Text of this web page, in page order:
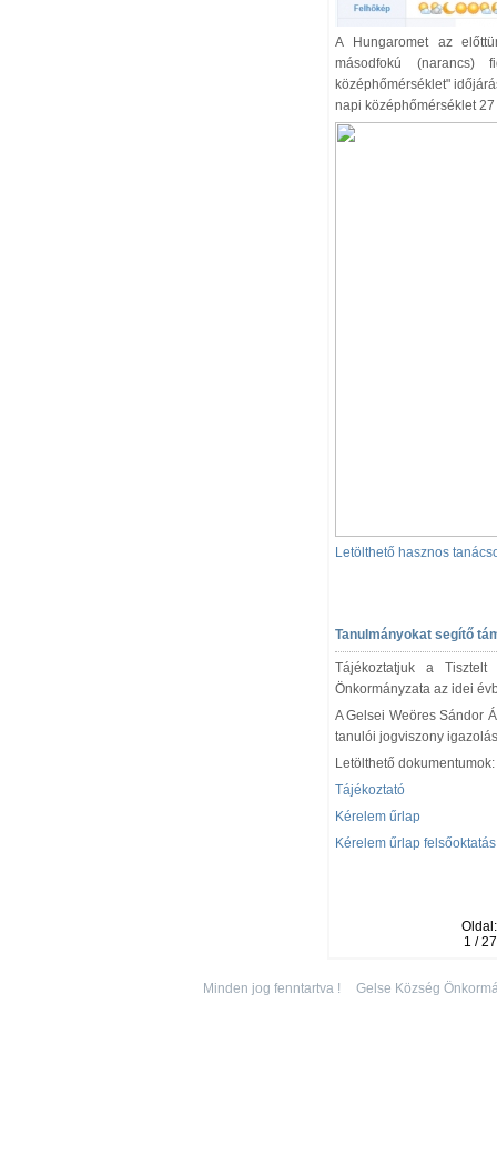
A Hungaromet az
másodfokú (narancs)
középhőmérséklet"
napi középhőmérséklet
Letölthető hasznos
Tanulmányokat segítő
Tájékoztatjuk a
Önkormányzata az idei
A Gelsei Weöres Sándor
tanulói jogviszony
Letölthető dokumentumok:
Tájékoztató
Kérelem űrlap
Kérelem űrlap felsőoktatás
Oldal:
1 / 27
Minden jog fenntartva ! Gelse Község